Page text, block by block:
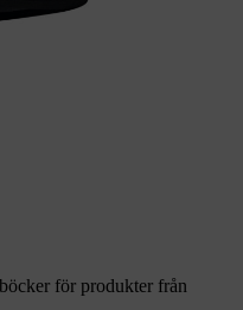
för produkter från